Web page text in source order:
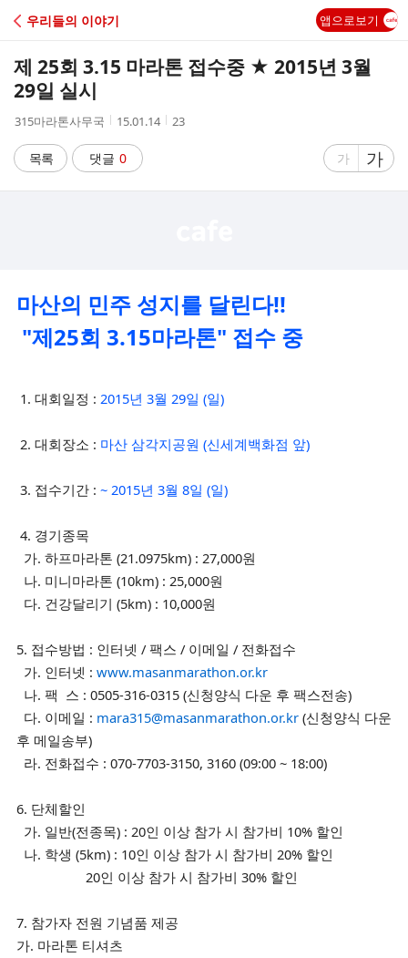
C
A
우리들의 이야기 앱으로보기
제 25회 3.15 마라톤 접수중 ★ 2015년 3월
29일 실시
작
자
315마라톤사무국
작
시
간
15.01.14
조
23
목록 댓글 0
글
가
글
자
가
마산의 민주 성지를 달린다!!
"제25회 3.15마라톤" 접수 중
1. 대회일정 : 2015년 3월 29일 (일)
2. 대회장소 : 마산 삼각지공원 (신세계백화점 앞)
3. 접수기간 : ~ 2015년 3월 8일 (일)
4. 경기종목
가. 하프마라톤 (21.0975km) : 27,000원
나. 미니마라톤 (10km) : 25,000원
다. 건강달리기 (5km) : 10,000원
5. 접수방법 : 인터넷 / 팩스 / 이메일 / 전화접수
가. 인터넷 : www.masanmarathon.or.kr
나. 팩 스 : 0505-316-0315 (신청양식 다운 후 팩스전송)
다. 이메일 : mara315@masanmarathon.or.kr (신청양식 다운
후 메일송부)
라. 전화접수 : 070-7703-3150, 3160 (09:00 ~ 18:00)
6. 단체할인
가. 일반(전종목) : 20인 이상 참가 시 참가비 10% 할인
나. 학생 (5km) : 10인 이상 참가 시 참가비 20% 할인
20인 이상 참가 시 참가비 30% 할인
7. 참가자 전원 기념품 제공
가. 마라톤 티셔츠